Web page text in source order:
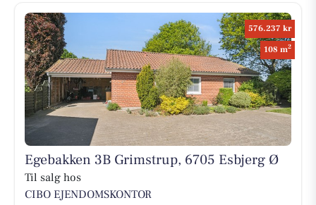
576.237 kr
108 m2
Egebakken 3B Grimstrup, 6705 Esbjerg Ø
Til salg hos
CIBO EJENDOMSKONTOR